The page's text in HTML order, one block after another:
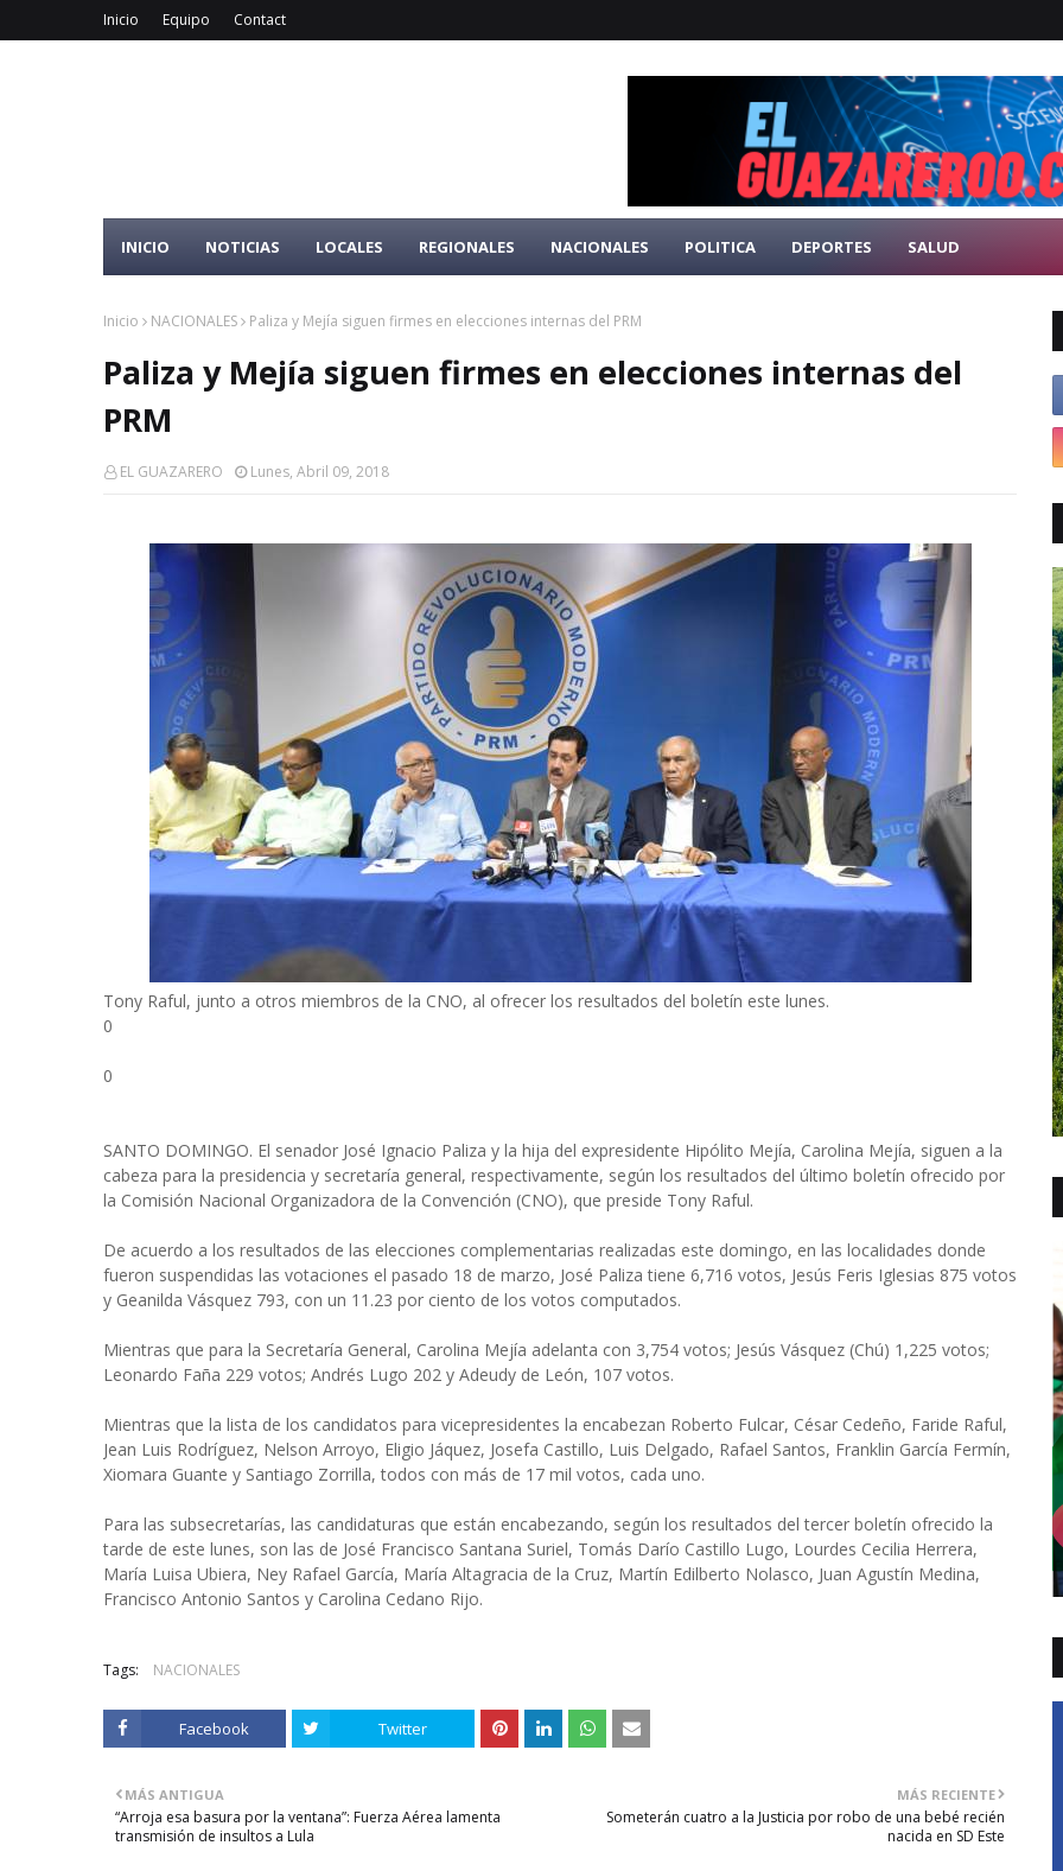
Inicio Equipo Contact
INICIO NOTICIAS LOCALES REGIONALES NACIONALES POLITICA DEPORTES SALUD
Inicio NACIONALES Paliza y Mejía siguen firmes en elecciones internas del PRM
Paliza y Mejía siguen firmes en elecciones internas del
PRM
EL GUAZARERO Lunes, Abril 09, 2018
Tony Raful, junto a otros miembros de la CNO, al ofrecer los resultados del boletín este lunes.
0
0
SANTO DOMINGO. El senador José Ignacio Paliza y la hija del expresidente Hipólito Mejía, Carolina Mejía, siguen a la
cabeza para la presidencia y secretaría general, respectivamente, según los resultados del último boletín ofrecido por
la Comisión Nacional Organizadora de la Convención (CNO), que preside Tony Raful.
De acuerdo a los resultados de las elecciones complementarias realizadas este domingo, en las localidades donde
fueron suspendidas las votaciones el pasado 18 de marzo, José Paliza tiene 6,716 votos, Jesús Feris Iglesias 875 votos
y Geanilda Vásquez 793, con un 11.23 por ciento de los votos computados.
Mientras que para la Secretaría General, Carolina Mejía adelanta con 3,754 votos; Jesús Vásquez (Chú) 1,225 votos;
Leonardo Faña 229 votos; Andrés Lugo 202 y Adeudy de León, 107 votos.
Mientras que la lista de los candidatos para vicepresidentes la encabezan Roberto Fulcar, César Cedeño, Faride Raful,
Jean Luis Rodríguez, Nelson Arroyo, Eligio Jáquez, Josefa Castillo, Luis Delgado, Rafael Santos, Franklin García Fermín,
Xiomara Guante y Santiago Zorrilla, todos con más de 17 mil votos, cada uno.
Para las subsecretarías, las candidaturas que están encabezando, según los resultados del tercer boletín ofrecido la
tarde de este lunes, son las de José Francisco Santana Suriel, Tomás Darío Castillo Lugo, Lourdes Cecilia Herrera,
María Luisa Ubiera, Ney Rafael García, María Altagracia de la Cruz, Martín Edilberto Nolasco, Juan Agustín Medina,
Francisco Antonio Santos y Carolina Cedano Rijo.
Tags: NACIONALES
Facebook Twitter
MÁS RECIENTE
Someterán cuatro a la Justicia por robo de una bebé recién
nacida en SD Este
MÁS ANTIGUA
“Arroja esa basura por la ventana”: Fuerza Aérea lamenta
transmisión de insultos a Lula